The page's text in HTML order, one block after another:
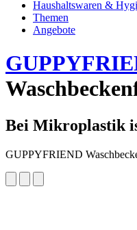
Haushaltswaren &
Themen
Angebote
Bei Mikroplastik
GUPPYFRIEND